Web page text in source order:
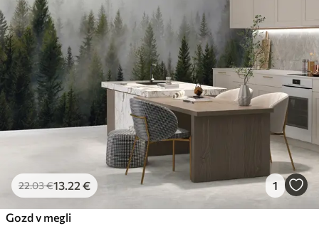
22.03€13 .22 € 1
Gozd v megli